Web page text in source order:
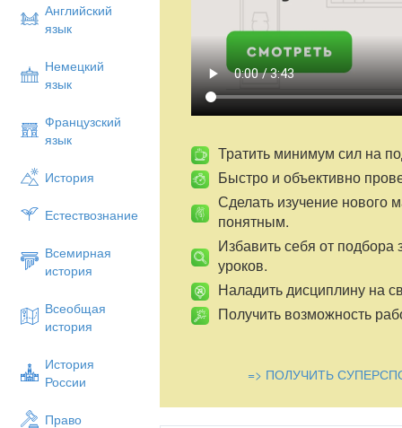
Английский
язык
Немецкий
язык
Французский
язык
История
Естествознание
Всемирная
история
Всеобщая
история
История
России
Право
Тратить минимум сил на
Быстро и объективно
Сделать изучение нового
понятным.
Избавить себя от подбора
уроков.
Наладить дисциплину на
Получить возможность
=> ПОЛУЧИТЬ